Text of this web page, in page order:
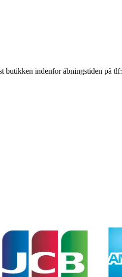
butikken indenfor åbningstiden på tlf: